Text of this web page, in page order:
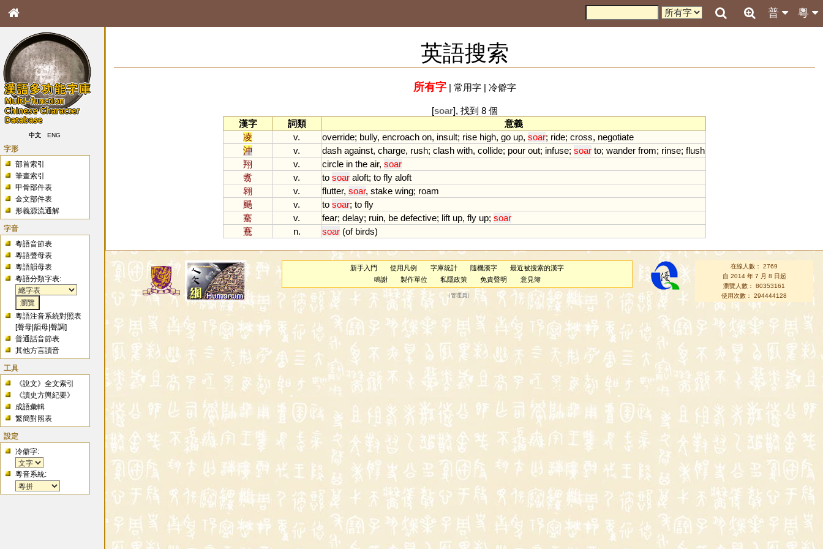
粵
普
中文 ENG
字形
部首索引
筆畫索引
甲骨部件表
金文部件表
形義源流通解
字音
粵語音節表
粵語聲母表
粵語韻母表
粵語分類字表:
粵語注音系統對照表
[聲母 |韻母 |聲調]
普通話音節表
其他方言讀音
工具
《說文》全文索引
《讀史方輿紀要》
成語彙輯
繁簡對照表
設定
冷僻字:
粵音系統:
英語搜索
所有字| 常用字| 冷僻字
[soar], 找到 8 個
漢字
詞類
意義
凌
v. override; bully, encroach on, insult; rise high, go up, soar; ride; cross, negotiate
沖
v. dash against, charge, rush; clash with, collide; pour out; infuse; soar to; wander from; rinse; flush
翔
v. circle in the air, soar
翥
v. to soar aloft; to fly aloft
翱
v. flutter, soar, stake wing; roam
颺
v. to soar; to fly
騫
v. fear; delay; ruin, be defective; lift up, fly up; soar
鶱
n. soar (of birds)
新手入門 使用凡例 字庫統計 隨機漢字
最近被搜索的漢字
鳴謝
製作單位 私隱政策 免責聲明 意見簿
（管理員）
在線人數： 2769
自 2014 年 7 月 8 日起
瀏覽人數： 80353161
使用次數： 294444128